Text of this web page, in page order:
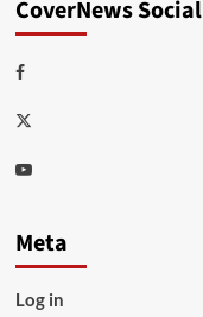
CoverNews Social
Facebook
Twitter
Youtube
Meta
Log in